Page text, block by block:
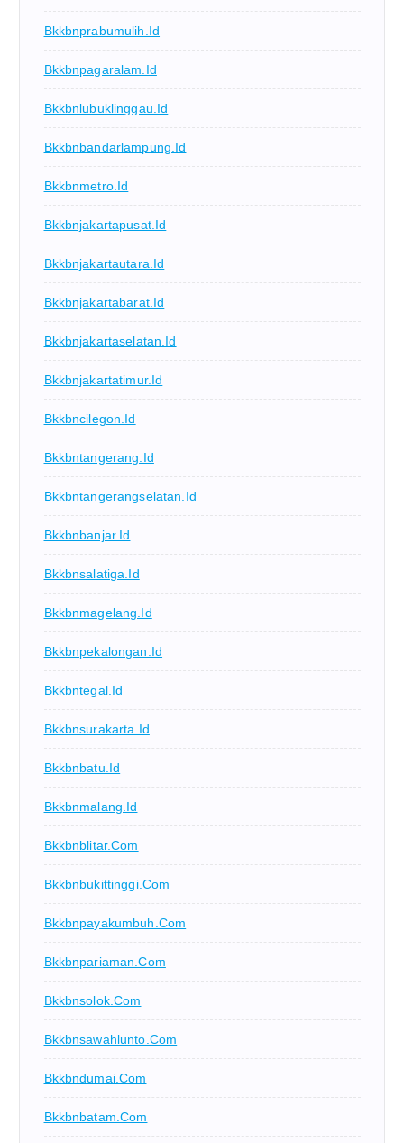
Bkkbnprabumulih.id
Bkkbnpagaralam.id
Bkkbnlubuklinggau.id
Bkkbnbandarlampung.id
Bkkbnmetro.id
Bkkbnjakartapusat.id
Bkkbnjakartautara.id
Bkkbnjakartabarat.id
Bkkbnjakartaselatan.id
Bkkbnjakartatimur.id
Bkkbncilegon.id
Bkkbntangerang.id
Bkkbntangerangselatan.id
Bkkbnbanjar.id
Bkkbnsalatiga.id
Bkkbnmagelang.id
Bkkbnpekalongan.id
Bkkbntegal.id
Bkkbnsurakarta.id
Bkkbnbatu.id
Bkkbnmalang.id
Bkkbnblitar.com
Bkkbnbukittinggi.com
Bkkbnpayakumbuh.com
Bkkbnpariaman.com
Bkkbnsolok.com
Bkkbnsawahlunto.com
Bkkbndumai.com
Bkkbnbatam.com